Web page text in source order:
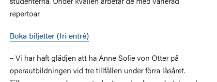
repertoar.
Boka biljetter (fri entré)
– Vi har haft glädjen att ha Anne Sofie von Otter på
operautbildningen vid tre tillfällen under förra läsåret.